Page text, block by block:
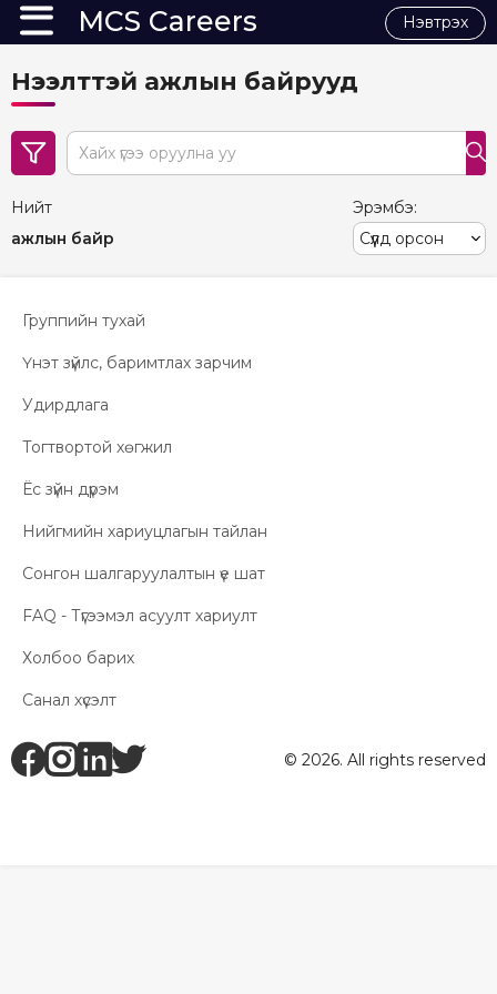
MCS Careers Нэвтрэх
Нээлттэй ажлын байрууд
search
Нийт
ажлын байр
Эрэмбэ:
Группийн тухай
Үнэт зүйлс, баримтлах зарчим
Удирдлага
Тогтвортой хөгжил
Ёс зүйн дүрэм
Нийгмийн хариуцлагын тайлан
Сонгон шалгаруулалтын үе шат
FAQ - Түгээмэл асуулт хариулт
Холбоо барих
Санал хүсэлт
fbig litw © 2026. All rights reserved